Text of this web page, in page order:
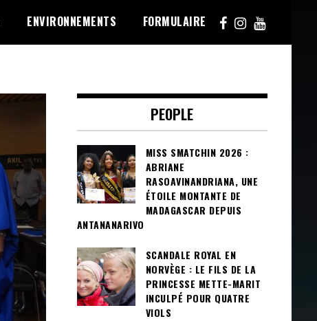
ENVIRONNEMENTS FORMULAIRE
PEOPLE
MISS SMATCHIN 2026 :
ABRIANE
RASOAVINANDRIANA, UNE
ÉTOILE MONTANTE DE
MADAGASCAR DEPUIS
ANTANANARIVO
SCANDALE ROYAL EN
NORVÈGE : LE FILS DE LA
PRINCESSE METTE-MARIT
INCULPÉ POUR QUATRE
VIOLS